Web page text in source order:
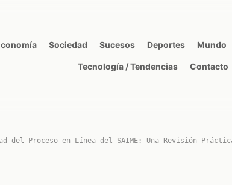
Sociedad Sucesos Deportes Mundo
Tecnología / Tendencias Contacto
del Proceso en Línea del SAIME: Una Revisión